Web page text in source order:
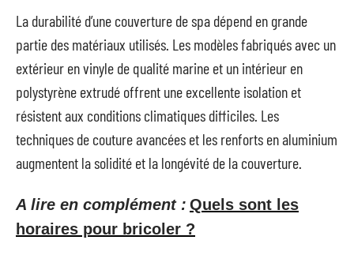
La durabilité d’une couverture de spa dépend en grande
partie des matériaux utilisés. Les modèles fabriqués avec un
extérieur en vinyle de qualité marine et un intérieur en
polystyrène extrudé offrent une excellente isolation et
résistent aux conditions climatiques difficiles. Les
techniques de couture avancées et les renforts en aluminium
augmentent la solidité et la longévité de la couverture.
A lire en complément : Quels sont les
horaires pour bricoler ?